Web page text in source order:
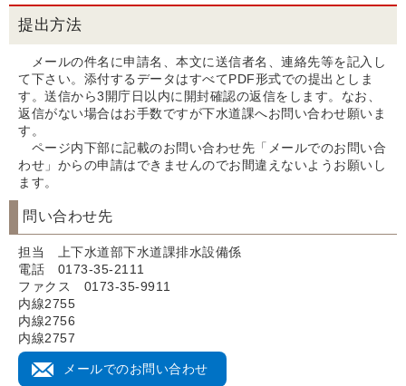
提出方法
メールの件名に申請名、本文に送信者名、連絡先等を記入し
て下さい。添付するデータはすべてPDF形式での提出としま
す。送信から3開庁日以内に開封確認の返信をします。なお、
返信がない場合はお手数ですが下水道課へお問い合わせ願いま
す。
ページ内下部に記載のお問い合わせ先「メールでのお問い合
わせ」からの申請はできませんのでお間違えないようお願いし
ます。
問い合わせ先
担当 上下水道部下水道課排水設備係
電話 0173-35-2111
ファクス 0173-35-9911
内線2755
内線2756
内線2757
メールでのお問い合わせ